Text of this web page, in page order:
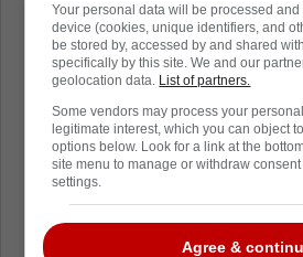
Your personal data will be processed
device (cookies, unique identifiers, and
be stored by, accessed by and shared
specifically by this site. We and our
geolocation data. List of partners.
Some vendors may process your
legitimate interest, which you can object
options below. Look for a link at the
site menu to manage or withdraw
settings.
Agree &